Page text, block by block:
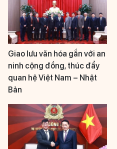
Giao lưu văn hóa gắn với an
ninh cộng đồng, thúc đẩy
quan hệ Việt Nam – Nhật
Bản